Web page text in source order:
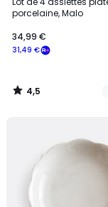
porcelaine, Malo
31,49 €
34,99 €
Couleurs
4,5
/